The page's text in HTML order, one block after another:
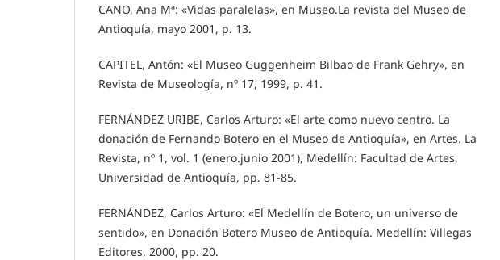
CANO, Ana Mª: «Vidas paralelas», en Museo.La revista del Museo de
Antioquía, mayo 2001, p. 13.
CAPITEL, Antón: «El Museo Guggenheim Bilbao de Frank Gehry», en
Revista de Museología, nº 17, 1999, p. 41.
FERNÁNDEZ URIBE, Carlos Arturo: «El arte como nuevo centro. La
donación de Fernando Botero en el Museo de Antioquía», en Artes. La
Revista, nº 1, vol. 1 (enero.junio 2001), Medellín: Facultad de Artes,
Universidad de Antioquía, pp. 81-85.
FERNÁNDEZ, Carlos Arturo: «El Medellín de Botero, un universo de
sentido», en Donación Botero Museo de Antioquía. Medellín: Villegas
Editores, 2000, pp. 20.